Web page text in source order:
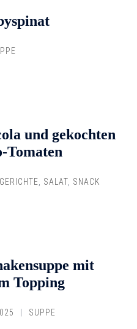
und gekochten
Tomaten
SALAT, SNACK
mit
Topping
SUPPE